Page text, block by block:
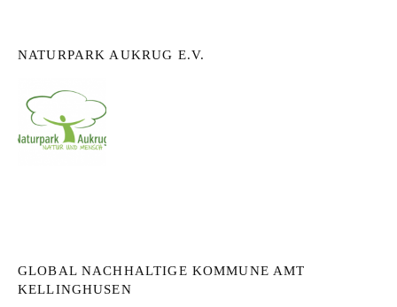
NATURPARK AUKRUG E.V.
GLOBAL NACHHALTIGE KOMMUNE AMT
KELLINGHUSEN